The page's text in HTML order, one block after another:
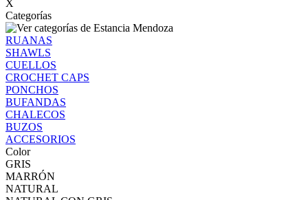
X
Categorías
RUANAS
SHAWLS
CUELLOS
CROCHET CAPS
PONCHOS
BUFANDAS
CHALECOS
BUZOS
ACCESORIOS
Color
GRIS
MARRÓN
NATURAL